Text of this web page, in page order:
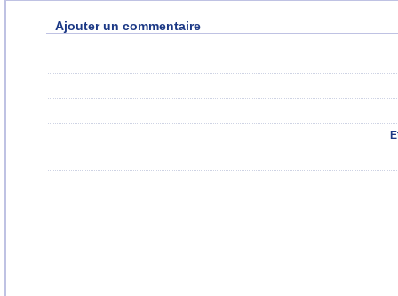
Ajouter un commentaire